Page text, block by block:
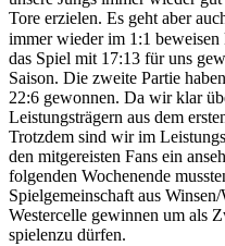
Tore erzielen. Es geht aber
immer wieder im 1:1
das Spiel mit 17:13 für uns
Saison. Die zweite Partie
22:6 gewonnen. Da wir klar
Leistungsträgern aus dem
Trotzdem sind wir im
den mitgereisten Fans ein
folgenden Wochenende
Spielgemeinschaft aus
Westercelle gewinnen um als
spielenzu dürfen.